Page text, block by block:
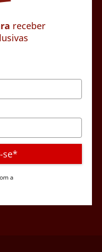
receber
se*
a